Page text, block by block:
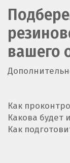
вашего
Как
Какова будет
Как